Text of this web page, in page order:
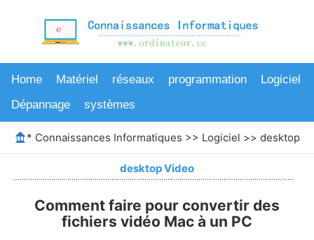
Home Matériel réseaux programmation
Logiciel
Dépannage
systèmes
* Connaissances Informatiques >> Logiciel >> desktop
desktop Video
Comment faire pour convertir des
fichiers vidéo Mac à un PC